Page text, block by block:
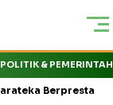
POLITIK &
Berprestasi,